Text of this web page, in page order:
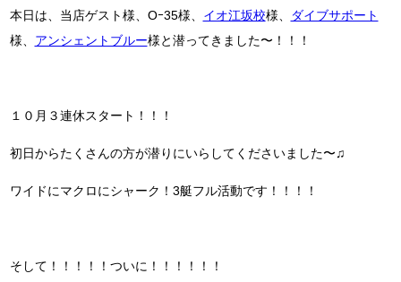
本日は、当店ゲスト様、Oｰ35様、 イオ江坂校様、
ダイブサポート
様、 アンシェントブルー様と潜ってきました〜！！！
１０月３連休スタート！！！
初日からたくさんの方が潜りにいらしてくださいました〜♫
ワイドにマクロにシャーク！3艇フル活動です！！！！
そして！！！！！ついに！！！！！！